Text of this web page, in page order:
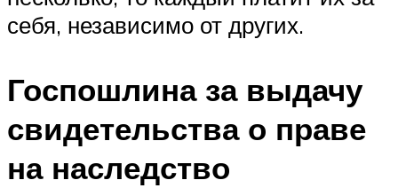
себя, независимо от других.
Госпошлина за выдачу
свидетельства о праве
на наследство